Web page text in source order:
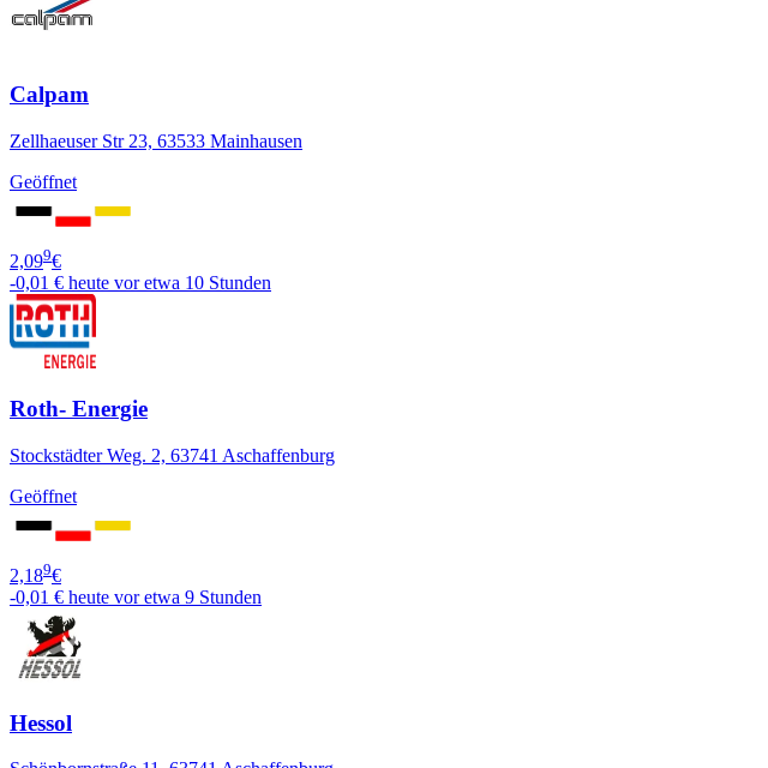
Calpam
Zellhaeuser Str 23, 63533 Mainhausen
Geöffnet
2,099€
-0,01 € heute vor etwa 10 Stunden
Roth- Energie
Stockstädter Weg. 2, 63741 Aschaffenburg
Geöffnet
2,189€
-0,01 € heute vor etwa 9 Stunden
Hessol